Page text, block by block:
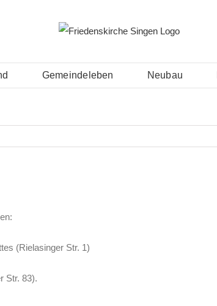
Gemeindeleben Neubau
(Rielasinger Str. 1)
Str. 83).